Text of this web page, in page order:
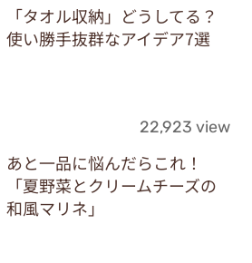
「タオル収納」どうしてる？
使い勝手抜群なアイデア7選
22,923 view
あと一品に悩んだらこれ！
「夏野菜とクリームチーズの
和風マリネ」